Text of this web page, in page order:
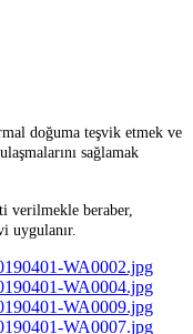
doğuma teşvik etmek ve
sağlamak
verilmekle beraber,
uygulanır.